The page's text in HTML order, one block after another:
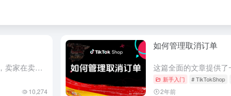
概述 定义 Ready to Ship (准备发货): 买家下单后，卖家在卖家中心上传物流追踪号码。这可以通过在后台填写物流追踪号码或批量导入物流追踪号码等方式完成。卖家的发货时间应以卖家中心记录的操...
10,274
如何管理取消订单
新手入门 # TikTokShop
2年前